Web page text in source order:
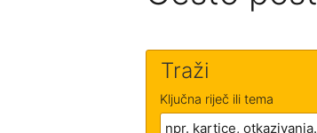
Traži
Ključna riječ ili tema